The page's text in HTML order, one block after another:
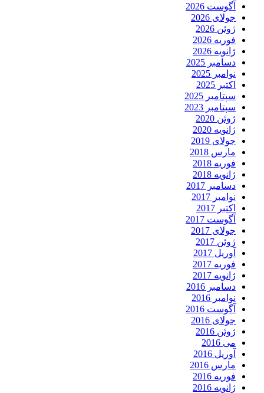
آگوست 2026
جولای 2026
ژوئن 2026
فوریه 2026
ژانویه 2026
دسامبر 2025
نوامبر 2025
اکتبر 2025
سپتامبر 2025
سپتامبر 2023
ژوئن 2020
ژانویه 2020
جولای 2019
مارس 2018
فوریه 2018
ژانویه 2018
دسامبر 2017
نوامبر 2017
اکتبر 2017
آگوست 2017
جولای 2017
ژوئن 2017
آوریل 2017
فوریه 2017
ژانویه 2017
دسامبر 2016
نوامبر 2016
آگوست 2016
جولای 2016
ژوئن 2016
می 2016
آوریل 2016
مارس 2016
فوریه 2016
ژانویه 2016